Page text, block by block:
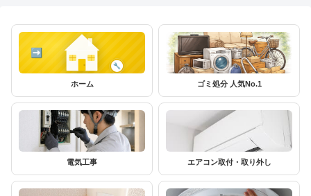
ホーム ゴミ処分 人気No.1
電気工事 エアコン取付・取り外し